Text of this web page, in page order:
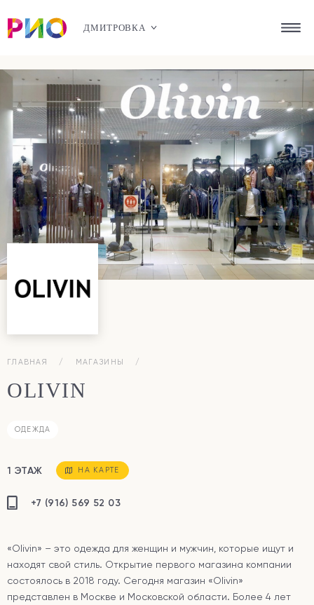
ДМИТРОВКА
ГЛАВНАЯ МАГАЗИНЫ
OLIVIN
ОДЕЖДА
1 ЭТАЖ НА КАРТЕ
+7 (916) 569 52 03
«Olivin» – это одежда для женщин и мужчин, которые ищут и
находят свой стиль. Открытие первого магазина компании
состоялось в 2018 году. Сегодня магазин «Olivin»
представлен в Москве и Московской области. Более 4 лет